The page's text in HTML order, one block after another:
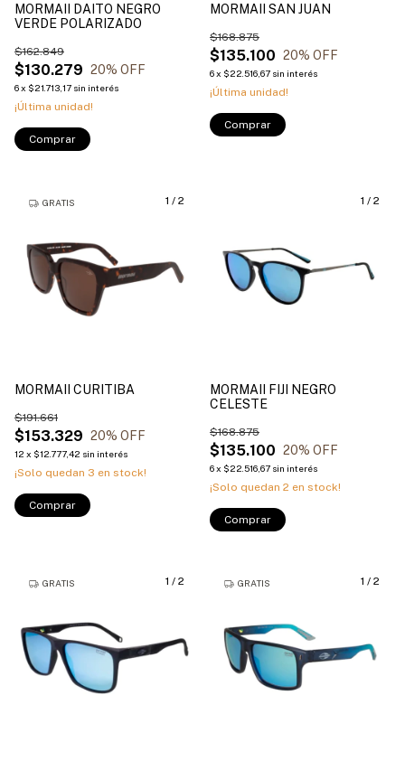
MORMAII DAITO NEGRO
VERDE POLARIZADO
$130.279
$162.849
20% OFF
6x $21.713,17 sin interés
¡Última unidad!
Comprar
MORMAII SAN JUAN
$135.100
$168.875
20% OFF
6x $22.516,67 sin interés
¡Última unidad!
Comprar
1 / 2
GRATIS
MORMAII CURITIBA
$153.329
$191.661
20% OFF
12 x $12.777,42 sin interés
¡Solo quedan 3 en stock!
Comprar
1 / 2
MORMAII FIJI NEGRO
CELESTE
$135.100
$168.875
20% OFF
6x $22.516,67 sin interés
¡Solo quedan 2 en stock!
Comprar
1 / 2
GRATIS 1 / 2
GRATIS